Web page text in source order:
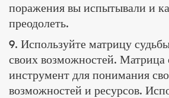
поражения вы испытывали и
преодолеть.
9. Используйте матрицу
своих возможностей. Матрица
инструмент для понимания
возможностей и ресурсов.